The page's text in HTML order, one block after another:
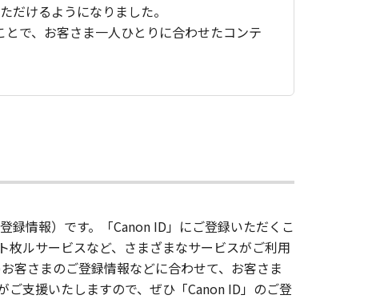
だけるようになりました。
で、お客さま一人ひとりに合わせたコンテ
録情報）です。「Canon ID」にご登録いただくこ
枚ルサービスなど、さまざまなサービスがご利用
客さまのご登録情報などに合わせて、お客さま
支援いたしますので、ぜひ「Canon ID」のご登